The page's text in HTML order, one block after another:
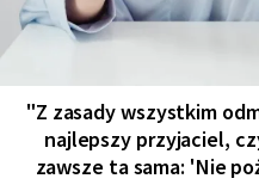
"Z zasady wszystkim
najlepszy przyjaciel,
zawsze ta sama: 'Nie